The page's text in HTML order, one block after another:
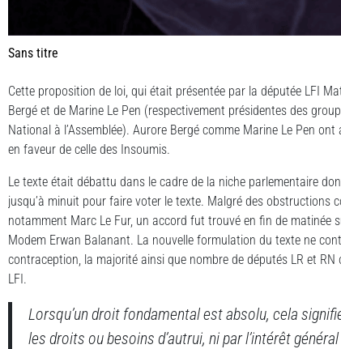
Sans titre
Cette proposition de loi, qui était présentée par la députée LFI
Bergé et de Marine Le Pen (respectivement présidentes des
National à l’Assemblée). Aurore Bergé comme Marine Le Pen
en faveur de celle des Insoumis.
Le texte était débattu dans le cadre de la niche parlementaire
jusqu’à minuit pour faire voter le texte. Malgré des obstructions
notamment Marc Le Fur, un accord fut trouvé en fin de matinée
Modem Erwan Balanant. La nouvelle formulation du texte ne
contraception, la majorité ainsi que nombre de députés LR et
LFI.
Lorsqu’un droit fondamental est absolu, cela
les droits ou besoins d’autrui, ni par l’intérêt général